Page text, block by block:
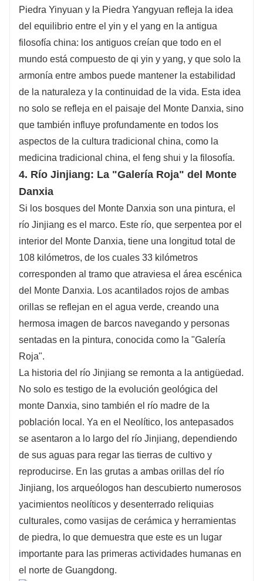
Piedra Yinyuan y la Piedra Yangyuan refleja la idea
del equilibrio entre el yin y el yang en la antigua
filosofía china: los antiguos creían que todo en el
mundo está compuesto de qi yin y yang, y que solo la
armonía entre ambos puede mantener la estabilidad
de la naturaleza y la continuidad de la vida. Esta idea
no solo se refleja en el paisaje del Monte Danxia, ​​sino
que también influye profundamente en todos los
aspectos de la cultura tradicional china, como la
medicina tradicional china, el feng shui y la filosofía.
4. Río Jinjiang: La "Galería Roja" del Monte
Danxia
Si los bosques del Monte Danxia son una pintura, el
río Jinjiang es el marco. Este río, que serpentea por el
interior del Monte Danxia, ​​tiene una longitud total de
108 kilómetros, de los cuales 33 kilómetros
corresponden al tramo que atraviesa el área escénica
del Monte Danxia. Los acantilados rojos de ambas
orillas se reflejan en el agua verde, creando una
hermosa imagen de barcos navegando y personas
sentadas en la pintura, conocida como la "Galería
Roja".
La historia del río Jinjiang se remonta a la antigüedad.
No solo es testigo de la evolución geológica del
monte Danxia, ​​sino también el río madre de la
población local. Ya en el Neolítico, los antepasados ​​
se asentaron a lo largo del río Jinjiang, dependiendo
de sus aguas para regar las tierras de cultivo y
reproducirse. En las grutas a ambas orillas del río
Jinjiang, los arqueólogos han descubierto numerosos
yacimientos neolíticos y desenterrado reliquias
culturales, como vasijas de cerámica y herramientas
de piedra, lo que demuestra que este es un lugar
importante para las primeras actividades humanas en
el norte de Guangdong.